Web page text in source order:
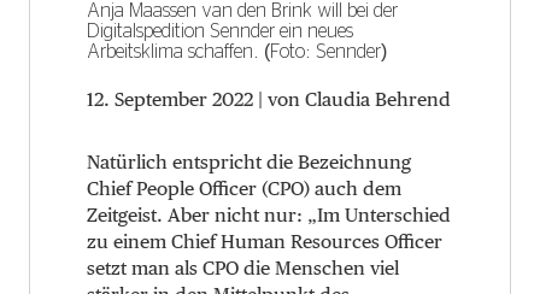
Anja Maassen van den Brink will bei der
Digitalspedition Sennder ein neues
Arbeitsklima schaffen. (Foto: Sennder)
12. September 2022 | von Claudia Behrend
Natürlich entspricht die Bezeichnung
Chief People Officer (CPO) auch dem
Zeitgeist. Aber nicht nur: „Im Unterschied
zu einem Chief Human Resources Officer
setzt man als CPO die Menschen viel